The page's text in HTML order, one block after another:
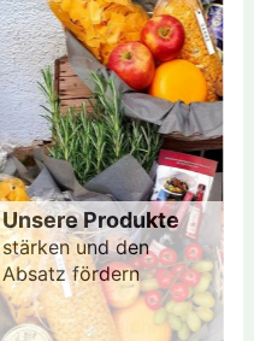
Unsere Produkte
stärken und den
Absatz fördern
Zum
Produktverzeichnis